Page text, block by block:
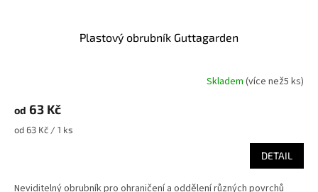
Plastový obrubník Guttagarden
Skladem (více než5 ks)
od 63 Kč
Měrná
od 63 Kč / 1 ks
DETAIL
Neviditelný obrubník pro ohraničení a oddělení různých povrchů